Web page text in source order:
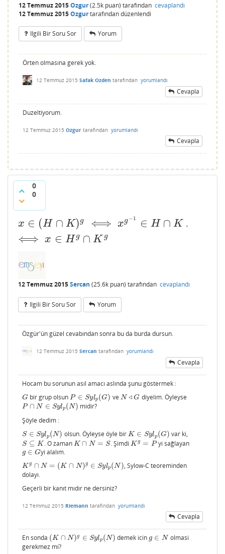
12 Temmuz 2015Ozgur(2.5k puan) tarafından cevaplandı
12 Temmuz 2015Ozgurtarafındandüzenlendi
Ilgili Bir Soru Sor Yorum
Örten olmasına gerek yok.
12 Temmuz 2015 Safak Ozden tarafından yorumlandı
Cevapla
Duzeltiyorum.
12 Temmuz 2015 Ozgur tarafından yorumlandı
Cevapla
0
0
x ∈ (H ∩ K)g ⟺ xg−1 ∈ H ∩ K
⟺ x ∈ H g ∩ K g
x∈(H∩K) g⟺xg− 1∈H∩ K⟺ x ∈H g∩ Kg .
12 Temmuz 2015Sercan (25.6k puan) tarafından cevaplandı
Ilgili Bir Soru Sor Yorum
Özgür'ün güzel cevabından sonra bu da burda dursun.
12 Temmuz 2015 Sercan tarafından yorumlandı
Cevapla
Hocam bu sorunun asıl amacı aslında şunu göstermek :
G
G bir grup olsunP ∈ Sylp (G)
P∈Sylp(G) ve N ◃ G
N◃G diyelim. Öyleyse
P ∩ N ∈ Sylp (N)
P∩N ∈S ylp (N)
midir?
Şöyle dedim :
S ∈ Sylp (N)
S∈S ylp(N) olsun. Öyleyse öyle bir K ∈ Sylp(G)
K∈ Sy lp(G) var ki,
S ⊆ K
S⊆K . O zaman K ∩ N = S
K∩N=S . Şimdi Kg = P
Kg= P yi sağlayan
g ∈ G
g ∈G yi alalım.
Kg ∩ N = (K ∩ N)g ∈ Sylp (N)
Kg∩ N=(K ∩N )g∈ Sy p(N)
, Sylow-C teoreminden
dolayı.
Geçerli bir kanıt mıdır ne dersiniz?
12 Temmuz 2015 Riemann tarafından yorumlandı
Cevapla
En sonda (K ∩ N)g ∈ Sylp (N)
(K∩ N) g∈Sy p( N) demek icin g ∈ N
g ∈N
olmasi
gerekmez mi?